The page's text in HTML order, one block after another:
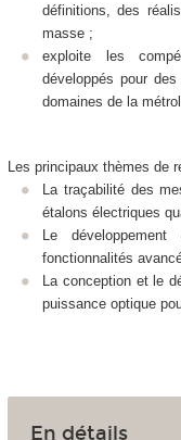
définitions, des
masse ;
exploite les
développés pour
domaines de la
Les principaux thèmes de
La traçabilité des
étalons électriques
Le
fonctionnalités
La conception et le
puissance optique
En détails